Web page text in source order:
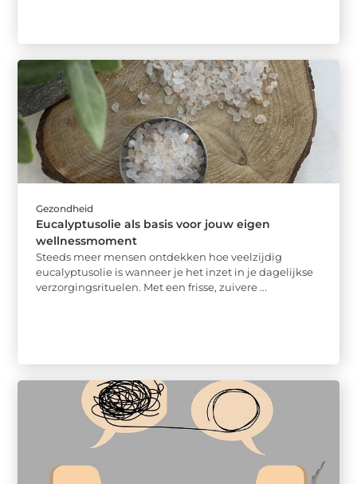
Gezondheid
Eucalyptusolie als basis voor jouw eigen
wellnessmoment
Steeds meer mensen ontdekken hoe veelzijdig
eucalyptusolie is wanneer je het inzet in je dagelijkse
verzorgingsrituelen. Met een frisse, zuivere ...